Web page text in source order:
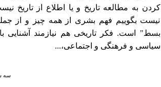
کردن به مطالعه تاريخ و يا اطلاع از تاريخ
نيست بگوييم فهم بشری از همه چيز و از
بسط" است. فکر تاريخی هم نيازمند آشنایی با
سياسی و فرهنگی و اجتماعی،...
سه شنبه ۱۲